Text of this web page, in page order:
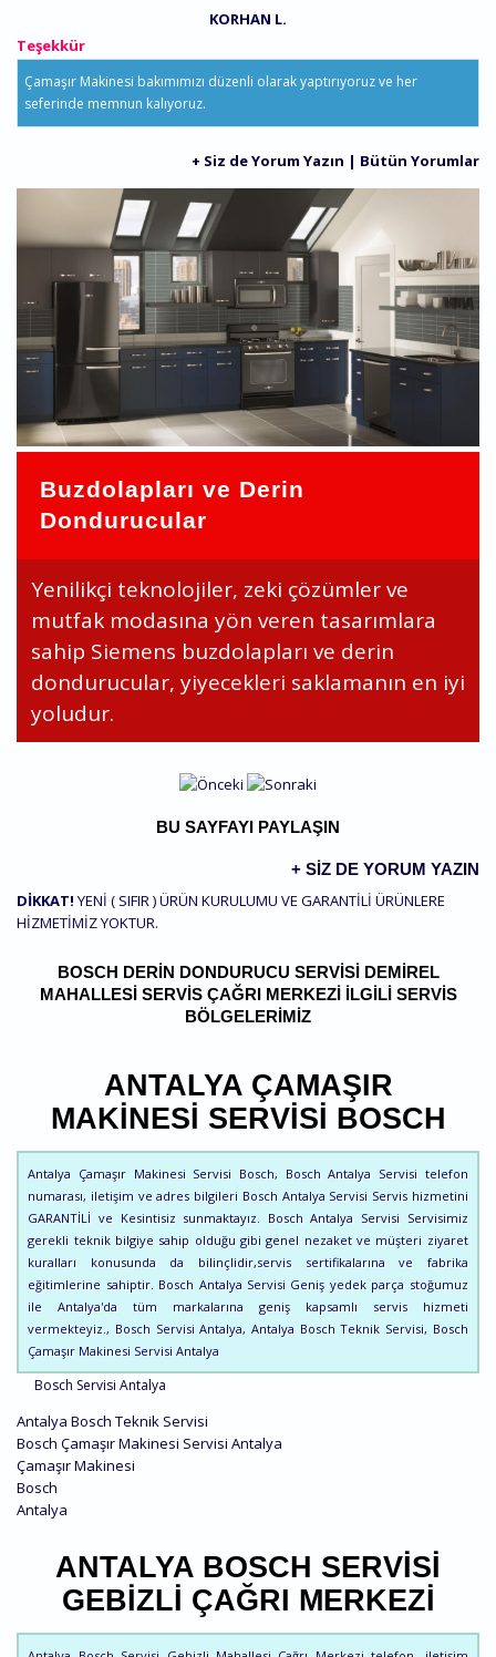
KORHAN L.
Teşekkür
Çamaşır Makinesi bakımımızı düzenli olarak yaptırıyoruz ve her
seferinde memnun kalıyoruz.
+ Siz de Yorum Yazın | Bütün Yorumlar
Buzdolapları ve Derin
Dondurucular
Yenilikçi teknolojiler, zeki çözümler ve
mutfak modasına yön veren tasarımlara
sahip Siemens buzdolapları ve derin
dondurucular, yiyecekleri saklamanın en iyi
yoludur.
BU SAYFAYI PAYLAŞIN
+ SIZ DE YORUM YAZIN
DİKKAT! YENİ ( SIFIR ) ÜRÜN KURULUMU VE GARANTİLİ ÜRÜNLERE
HİZMETİMİZ YOKTUR.
BOSCH DERIN DONDURUCU SERVISI DEMIREL
MAHALLESI SERVIS ÇAĞRI MERKEZI İLGILI SERVIS
BÖLGELERIMIZ
ANTALYA ÇAMAŞIR
MAKINESI SERVISI BOSCH
Antalya Çamaşır Makinesi Servisi Bosch, Bosch Antalya Servisi telefon
numarası, iletişim ve adres bilgileri Bosch Antalya Servisi Servis hizmetini
GARANTİLİ ve Kesintisiz sunmaktayız. Bosch Antalya Servisi Servisimiz
gerekli teknik bilgiye sahip olduğu gibi genel nezaket ve müşteri ziyaret
kuralları konusunda da bilinçlidir,servis sertifikalarına ve fabrika
eğitimlerine sahiptir. Bosch Antalya Servisi Geniş yedek parça stoğumuz
ile Antalya'da tüm markalarına geniş kapsamlı servis hizmeti
vermekteyiz., Bosch Servisi Antalya, Antalya Bosch Teknik Servisi, Bosch
Çamaşır Makinesi Servisi Antalya
Bosch Servisi Antalya
Antalya Bosch Teknik Servisi
Bosch Çamaşır Makinesi Servisi Antalya
Çamaşır Makinesi
Bosch
Antalya
ANTALYA BOSCH SERVISI
GEBIZLI ÇAĞRI MERKEZI